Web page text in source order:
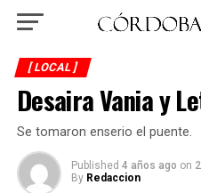
[ LOCAL ]
Desaira Vania y
Se tomaron enserio el puente.
Published 4 años ago on
By Redaccion